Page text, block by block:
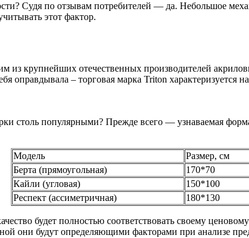
Судя по отзывам потребителей — да. Небольшое
этот фактор.
из крупнейших отечественных производителей
оправдывала – торговая марка Triton
столь популярными? Прежде всего — узнаваемая
Модель Размер, см
Берта (прямоугольная)
170*70
Кайли (угловая)
150*100
Респект (ассиметричная)
180*130
будет полностью соответствовать своему
они будут определяющими факторами при анализе